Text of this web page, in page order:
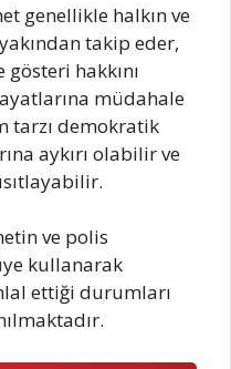
genellikle halkın ve
takip eder,
hakkını
müdahale
tarzı demokratik
aykırı olabilir ve
ve polis
kullanarak
ettiği durumları